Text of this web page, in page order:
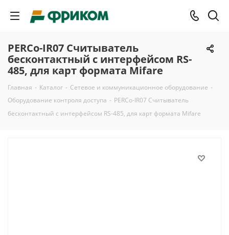
PERCo-IR07 Считыватель
бесконтактный с интерфейсом RS-
485, для карт формата Mifare
Главная - Каталог - Сетевое и коммуникационное оборудование -
Оборудование контроля доступа - PERCo-IR07 Считыватель
бесконтактный с интерфейсом RS-485, для карт формата Mifare